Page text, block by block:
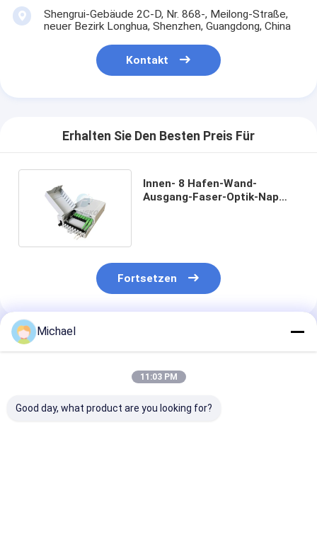
Shengrui-Gebäude 2C-D, Nr. 868-, Meilong-Straße,
neuer Bezirk Longhua, Shenzhen, Guangdong, China
Kontakt
Erhalten Sie Den Besten Preis Für
Innen- 8 Hafen-Wand-
Ausgang-Faser-Optik-Nap
Fortsetzen
Empfohlene Produkte
Michael
11:03 PM
Good day, what product are you looking for?